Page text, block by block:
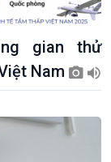
gian thử
Nam